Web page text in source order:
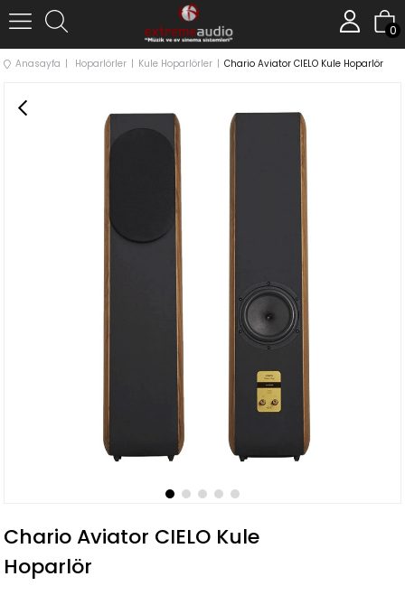
0
Anasayfa Hoparlörler Kule Hoparlörler Chario Aviator CIELO Kule Hoparlör
Chario Aviator CIELO Kule
Hoparlör